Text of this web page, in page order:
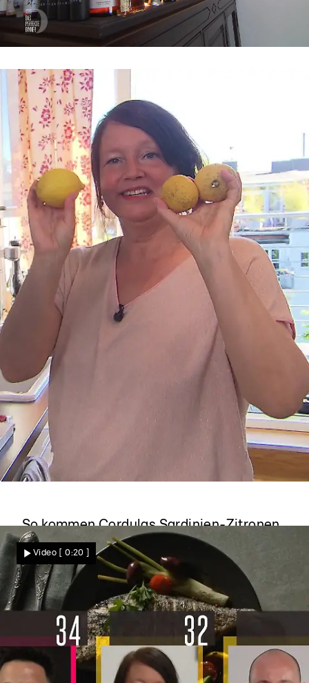
Das perfekte Dinner
Alkoholrekord? Frederiks
Flaschensammlung stiehlt dem Menü die
Show
So kommen Cordulas Sardinien-Zitronen
nach Monaten frisch zum Einsatz
Video [ 0:20 ]